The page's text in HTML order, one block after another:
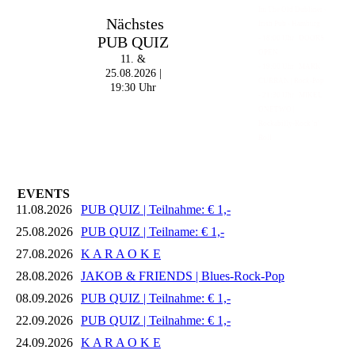
Nächstes
PUB QUIZ
11. &
25.08.2026 |
19:30 Uhr
EVENTS
11.08.2026
PUB QUIZ | Teilnahme: € 1,-
25.08.2026 PUB QUIZ | Teilname: € 1,-
27.08.2026 K A R A O K E
28.08.2026 JAKOB & FRIENDS | Blues-Rock-Pop
08.09.2026 PUB QUIZ | Teilnahme: € 1,-
22.09.2026 PUB QUIZ | Teilnahme: € 1,-
24.09.2026 K A R A O K E